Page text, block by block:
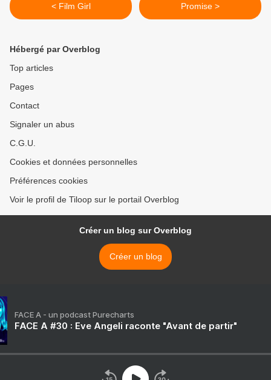
< Film Girl Promise >
Hébergé par Overblog
Top articles
Pages
Contact
Signaler un abus
C.G.U.
Cookies et données personnelles
Préférences cookies
Voir le profil de Tiloop sur le portail Overblog
Créer un blog sur Overblog
Créer un blog
FACE A - un podcast Purecharts
FACE A #30 : Eve Angeli raconte "Avant de partir"